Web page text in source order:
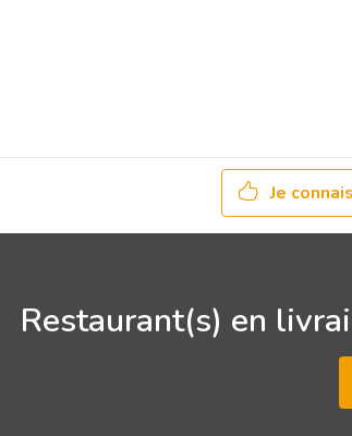
Je
Restaurant(s) en